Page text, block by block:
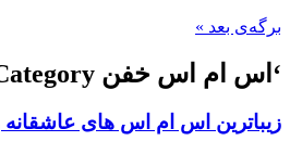
برگه‌ی بعد »
‘اس ام اس خفن Category: ‘
زیباترین اس ام اس های